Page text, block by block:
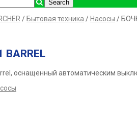
/ Бытовая техника / Насосы /
оснащенный автоматическим